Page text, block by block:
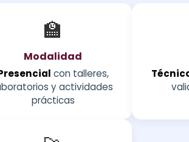
🏫
Modalidad
con talleres,
y actividades
prácticas